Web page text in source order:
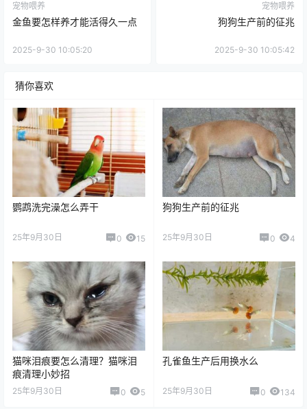
宠物喂养
金鱼要怎样养才能活得久一点
2025-9-30 10:05:20
宠物喂养
狗狗生产前的征兆
2025-9-30 10:05:42
猜你喜欢
鹦鹉洗完澡怎么弄干
25年9月30日 0 15
狗狗生产前的征兆
25年9月30日 0 4
猫咪泪痕要怎么清理？猫咪泪
痕清理小妙招
25年9月30日 0 5
孔雀鱼生产后用换水么
25年9月30日 0 134